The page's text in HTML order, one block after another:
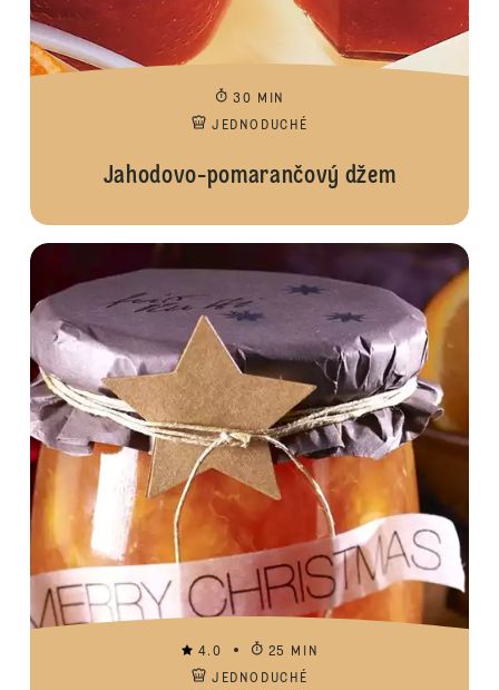
30 MIN
JEDNODUCHÉ
Jahodovo-pomarančový džem
4.0
25 MIN
JEDNODUCHÉ